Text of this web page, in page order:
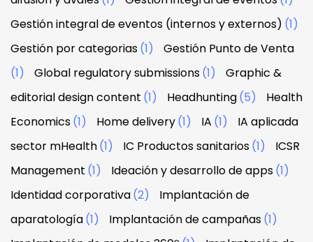
Gestión integral de eventos (internos y externos) (1)
Gestión por categorias(1)
Gestión Punto de Venta
(1)
Global regulatory submissions(1)
Graphic &
editorial design content (1) Headhunting(5)
Health
Economics(1) Home delivery(1) IA (1)
IA aplicada
sector mHealth(1) IC Productos sanitarios(1)
ICSR
Management (1) Ideación y desarrollo de apps(1)
Identidad corporativa(2)
Implantación de
aparatología(1) Implantación de campañas(1)